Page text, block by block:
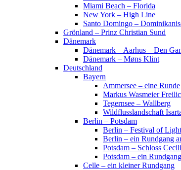
Miami Beach – Florida
New York – High Line
Santo Domingo –
Grönland – Prinz Christian Sund
Dänemark
Dänemark – Aarhus – Den
Dänemark – Møns Klint
Deutschland
Bayern
Ammersee – eine Runde
Markus Wasmeier
Tegernsee – Wallberg
Wildflusslandschaft
Berlin – Potsdam
Berlin – Festival of
Berlin – ein Rundgang
Potsdam – Schloss
Potsdam – ein Rundgang
Celle – ein kleiner Rundgang